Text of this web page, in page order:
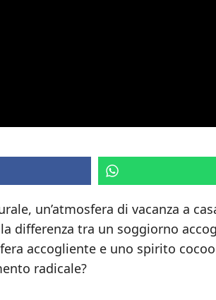
un’atmosfera di vacanza a
differenza tra un soggiorno
accogliente e uno spirito
radicale?